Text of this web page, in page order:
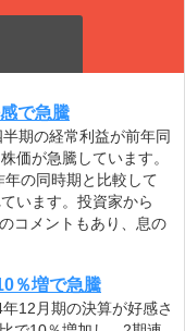
で急騰
期の経常利益が前年同
価が急騰しています。
の同時期と比較して
います。投資家から
コメントもあり、息の
％増で急騰
12月期の決算が好感さ